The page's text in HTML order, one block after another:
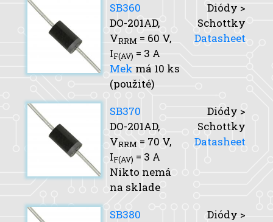
SB360
DO-201AD,
VRRM = 60 V,
IF(AV) = 3 A
Mek má 10 ks
(použité)
Diódy >
Schottky
Datasheet
SB370
DO-201AD,
VRRM = 70 V,
IF(AV) = 3 A
Nikto nemá
na sklade
Diódy >
Schottky
Datasheet
SB380
Diódy >